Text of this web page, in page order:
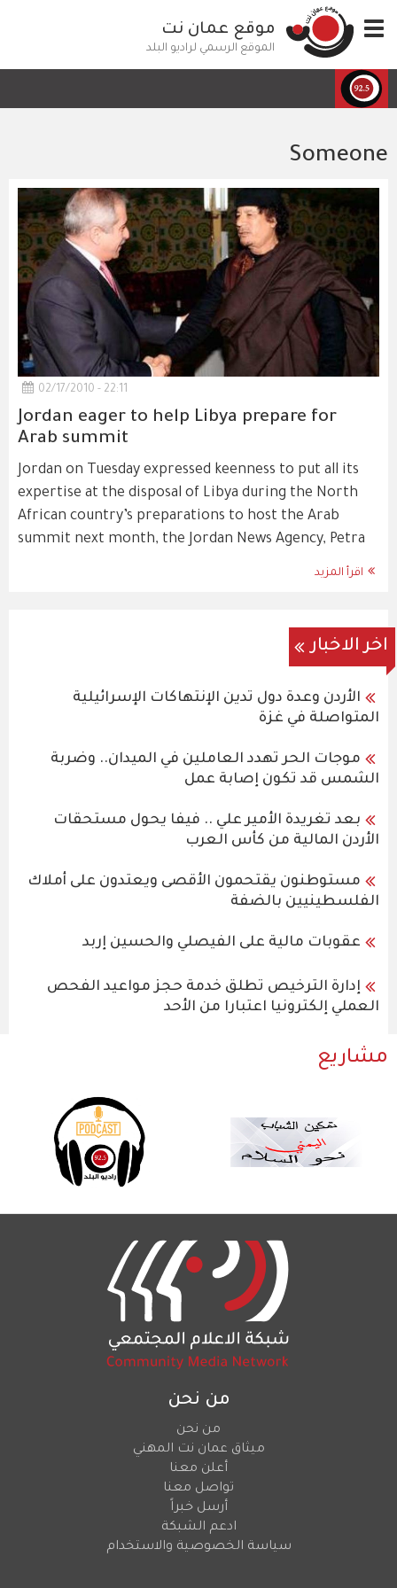
إلى
المحتوى
الرئيسي
Toggle
navigation
موقع عمان نت
الموقع الرسمي لراديو البلد
Someone
02/17/2010 - 22:11
Jordan eager to help Libya prepare for
Arab summit
Jordan on Tuesday expressed keenness to put all its
expertise at the disposal of Libya during the North
African country’s preparations to host the Arab
summit next month, the Jordan News Agency, Petra
اقرأ المزيد
اخر الاخبار
الأردن وعدة دول تدين الإنتهاكات الإسرائيلية
المتواصلة في غزة
موجات الحر تهدد العاملين في الميدان.. وضربة
الشمس قد تكون إصابة عمل
بعد تغريدة الأمير علي .. فيفا يحول مستحقات
الأردن المالية من كأس العرب
مستوطنون يقتحمون الأقصى ويعتدون على أملاك
الفلسطينيين بالضفة
عقوبات مالية على الفيصلي والحسين إربد
إدارة الترخيص تطلق خدمة حجز مواعيد الفحص
العملي إلكترونيا اعتبارا من الأحد
مشاريع
من نحن
من نحن
ميثاق عمان نت المهني
أعلن معنا
تواصل معنا
أرسل خبراً
ادعم الشبكة
سياسة الخصوصية والاستخدام